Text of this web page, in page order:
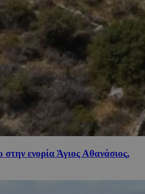
στην ενορία Άγιος Αθανάσιος,